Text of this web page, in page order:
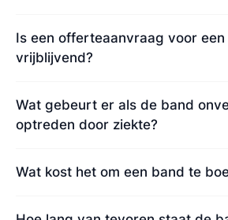
Is een offerteaanvraag voor
vrijblijvend?
Wat gebeurt er als de band
optreden door ziekte?
Wat kost het om een band te